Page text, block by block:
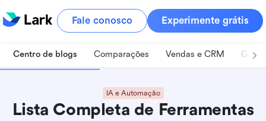
Fale conosco Experimente grátis
Centro de blogs Comparações Vendas e CRM
IA e Automação
Lista Completa de Ferramentas